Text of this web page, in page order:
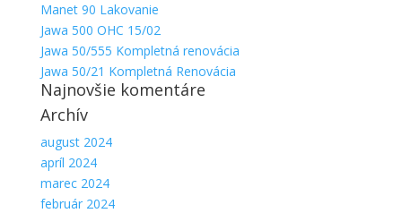
Manet 90 Lakovanie
Jawa 500 OHC 15/02
Jawa 50/555 Kompletná renovácia
Jawa 50/21 Kompletná Renovácia
Najnovšie komentáre
Archív
august 2024
apríl 2024
marec 2024
február 2024